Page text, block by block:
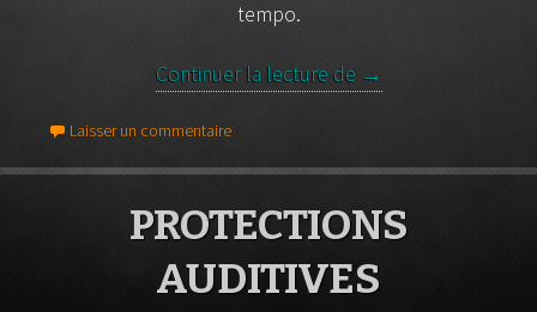
tempo.
Continuer la lecture de Groupe Jazz
→
Laisser un commentaire
PROTECTIONS
AUDITIVES